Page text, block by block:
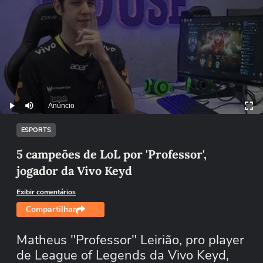
Play Mutar Anúncio
ESPORTS
5 campeões de LoL por 'Professor',
jogador da Vivo Keyd
Exibir comentários
Compartilhar
Matheus "Professor" Leirião, pro player
de League of Legends da Vivo Keyd,